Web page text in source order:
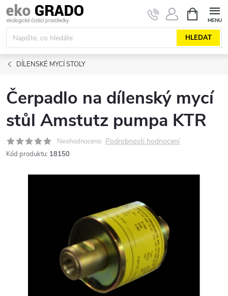
Přejít
na
obsah
HLEDAT
NÁKUPNÍ
KOŠÍK
DÍLENSKÉ MYCÍ STOLY
Čerpadlo na dílenský mycí
stůl Amstutz pumpa KTR
Neohodnoceno Podrobnosti hodnocení
Kód produktu: 18150